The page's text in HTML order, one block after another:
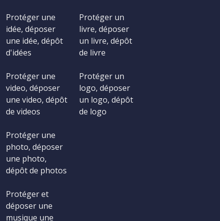
Protéger une
idée, déposer
une idée, dépôt
d'idées
Protéger une
video, déposer
une video, dépôt
de videos
Protéger une
photo, déposer
une photo,
dépôt de photos
Protéger et
déposer une
musique une
Protéger un
livre, déposer
un livre, dépôt
de livre
Protéger un
logo, déposer
un logo, dépôt
de logo